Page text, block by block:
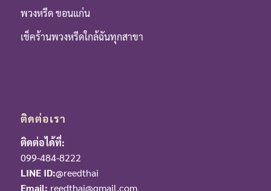
พวงหรีด ขอนแก่น
เช็คร้านพวงหรีดใกล้ฉันทุกสาขา
ติดต่อเรา
ติดต่อได้ที่:
099-484-8222
LINE ID:@reedthai
Email: reedthai@gmail.com